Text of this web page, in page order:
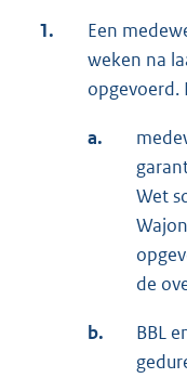
1.
Een
weken na
opgevoerd.
a.
Wet
de
b.
BBL